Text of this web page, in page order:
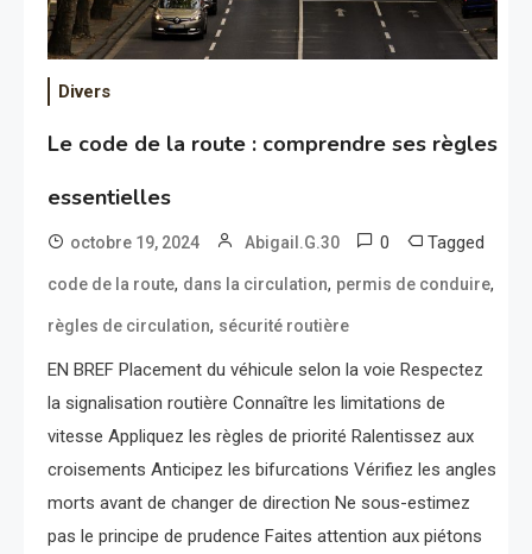
Divers
Le code de la route : comprendre ses règles
essentielles
octobre 19, 2024 Abigail.G.30 0 Tagged
code de la route, dans la circulation, permis de conduire,
règles de circulation, sécurité routière
EN BREF Placement du véhicule selon la voie Respectez
la signalisation routière Connaître les limitations de
vitesse Appliquez les règles de priorité Ralentissez aux
croisements Anticipez les bifurcations Vérifiez les angles
morts avant de changer de direction Ne sous-estimez
pas le principe de prudence Faites attention aux piétons